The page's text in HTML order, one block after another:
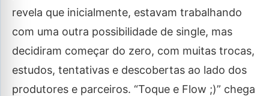
revela que inicialmente, estavam trabalhando
com uma outra possibilidade de single, mas
decidiram começar do zero, com muitas trocas,
estudos, tentativas e descobertas ao lado dos
produtores e parceiros. “Toque e Flow ;)” chega